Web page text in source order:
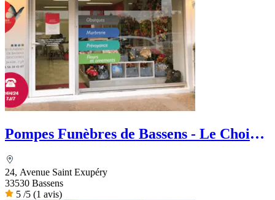
Pompes Funèbres de Bassens - Le Choix
24, Avenue Saint Exupéry
33530 Bassens
5 /5 (1 avis)